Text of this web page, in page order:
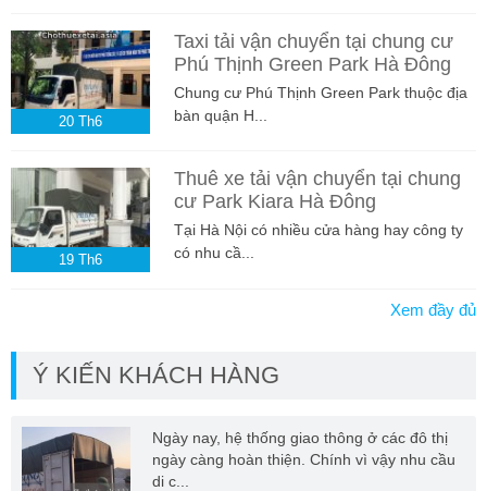
20 Th6
Taxi tải vận chuyển tại chung cư
Phú Thịnh Green Park Hà Đông
Chung cư Phú Thịnh Green Park thuộc địa
bàn quận H...
19 Th6
Thuê xe tải vận chuyển tại chung
cư Park Kiara Hà Đông
Tại Hà Nội có nhiều cửa hàng hay công ty
có nhu cầ...
Xem đầy đủ
Ý KIẾN KHÁCH HÀNG
Ngày nay, hệ thống giao thông ở các đô thị
ngày càng hoàn thiện. Chính vì vậy nhu cầu
di c...